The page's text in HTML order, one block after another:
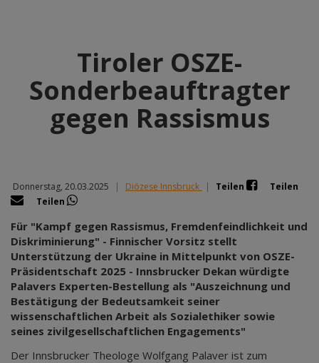
Tiroler OSZE-
Sonderbeauftragter
gegen Rassismus
Donnerstag, 20.03.2025 | Diözese Innsbruck | Teilen
Teilen
Teilen
Für "Kampf gegen Rassismus, Fremdenfeindlichkeit und
Diskriminierung" - Finnischer Vorsitz stellt
Unterstützung der Ukraine in Mittelpunkt von OSZE-
Präsidentschaft 2025 - Innsbrucker Dekan würdigte
Palavers Experten-Bestellung als "Auszeichnung und
Bestätigung der Bedeutsamkeit seiner
wissenschaftlichen Arbeit als Sozialethiker sowie
seines zivilgesellschaftlichen Engagements"
Der Innsbrucker Theologe Wolfgang Palaver ist zum